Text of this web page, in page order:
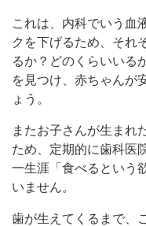
これは、内科でいう血
クを下げるため、それ
るか？どのくらいいる
を見つけ、赤ちゃんが
ょう。
またお子さんが生まれ
ため、定期的に歯科医
一生涯「食べるという
いません。
歯が生えてくるまで、